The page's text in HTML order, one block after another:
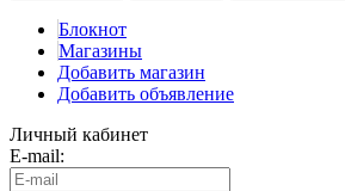
Блокнот
Магазины
Добавить магазин
Добавить объявление
Личный кабинет
E-mail: